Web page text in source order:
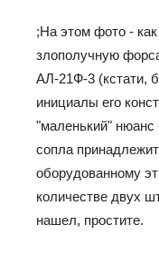
;На этом фото -
злополучную
АЛ-21Ф-3 (кстати,
инициалы его
"маленький" нюанс
сопла
оборудованному
количестве двух
нашел, простите.